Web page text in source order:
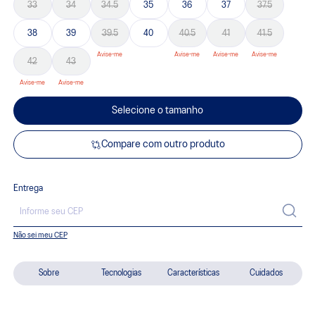
Sobre Tecnologias Características Cuidados
33 34 34.5 35 36 37 37.5
38 39 39.5 40 40.5 41 41.5
42 43
Selecione o tamanho
Compare com outro produto
Entrega
Não sei meu CEP